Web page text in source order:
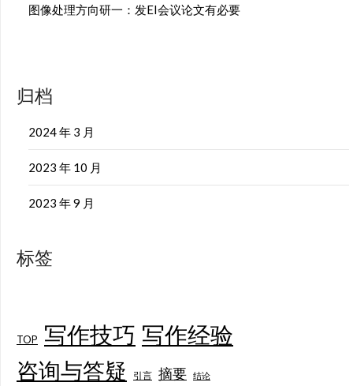
图像处理方向研一：发EI会议论文有必要
归档
2024 年 3 月
2023 年 10 月
2023 年 9 月
标签
TOP 写作技巧 写作经验
咨询与答疑 引言 摘要 结论